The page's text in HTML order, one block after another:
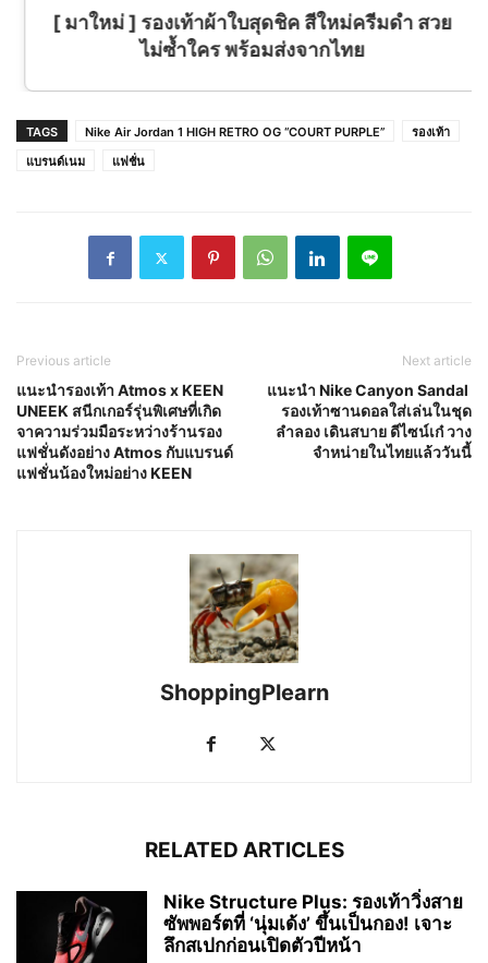
[ มาใหม่ ] รองเท้าผ้าใบสุดชิค สีใหม่ครีมดำ สวย
ไม่ซ้ำใคร พร้อมส่งจากไทย
TAGS Nike Air Jordan 1 HIGH RETRO OG “COURT PURPLE”
รองเท้า
แบรนด์เนม
แฟชั่น
Previous article
แนะนำรองเท้า Atmos x KEEN
UNEEK สนีกเกอร์รุ่นพิเศษที่เกิด
จาความร่วมมือระหว่างร้านรอง
แฟชั่นดังอย่าง Atmos กับแบรนด์
แฟชั่นน้องใหม่อย่าง KEEN
Next article
แนะนำ Nike Canyon Sandal
รองเท้าซานดอลใส่เล่นในชุด
ลำลอง เดินสบาย ดีไซน์เก๋ วาง
จำหน่ายในไทยแล้ววันนี้
ShoppingPlearn
RELATED ARTICLES
Nike Structure Plus: รองเท้าวิ่งสาย
ซัพพอร์ตที่ ‘นุ่มเด้ง’ ขึ้นเป็นกอง! เจาะ
ลึกสเปกก่อนเปิดตัวปีหน้า